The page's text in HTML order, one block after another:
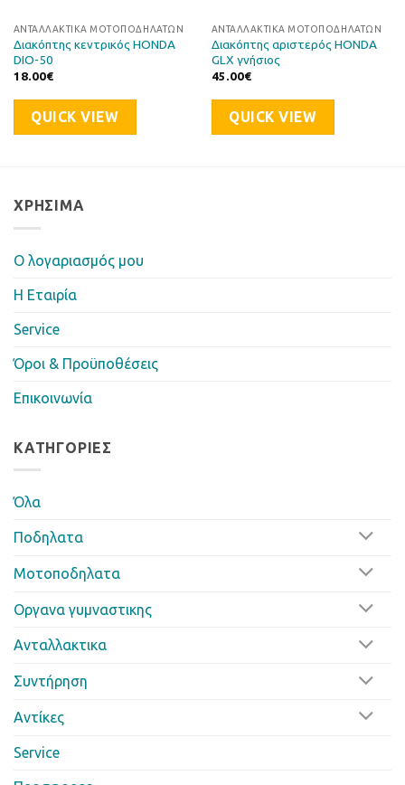
ΑΝΤΑΛΛΑΚΤΙΚΆ ΜΟΤΟΠΟΔΗΛΆΤΩΝ
Διακόπτης κεντρικός HONDA
DIO-50
18.00€
QUICK VIEW
ΑΝΤΑΛΛΑΚΤΙΚΆ ΜΟΤΟΠΟΔΗΛΆΤΩΝ
Διακόπτης αριστερός HONDA
GLX γνήσιος
45.00€
QUICK VIEW
ΧΡΉΣΙΜΑ
Ο λογαριασμός μου
Η Eταιρία
Service
Όροι & Προϋποθέσεις
Επικοινωνία
ΚΑΤΗΓΟΡΊΕΣ
Όλα
Ποδηλατα
Μοτοποδηλατα
Οργανα γυμναστικης
Ανταλλακτικα
Συντήρηση
Αντίκες
Service